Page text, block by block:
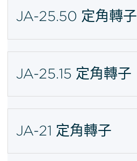
JA-25.50 定角轉子
JA-25.15 定角轉子
JA-21 定角轉子